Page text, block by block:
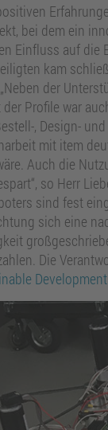
bei dem ein
Einfluss auf die
kam
der
Profile war
, Design-
mit item
Auch die
so Herr
sind fest
sich eine
Die